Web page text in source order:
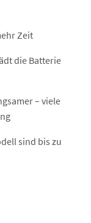
Zeit
die Batterie
– viele
sind bis zu